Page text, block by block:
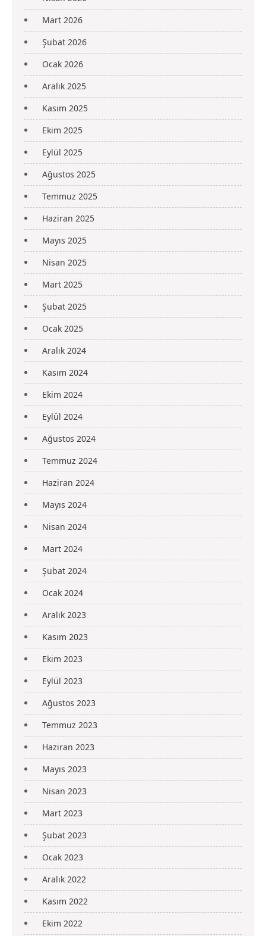
Mart 2026
Şubat 2026
Ocak 2026
Aralık 2025
Kasım 2025
Ekim 2025
Eylül 2025
Ağustos 2025
Temmuz 2025
Haziran 2025
Mayıs 2025
Nisan 2025
Mart 2025
Şubat 2025
Ocak 2025
Aralık 2024
Kasım 2024
Ekim 2024
Eylül 2024
Ağustos 2024
Temmuz 2024
Haziran 2024
Mayıs 2024
Nisan 2024
Mart 2024
Şubat 2024
Ocak 2024
Aralık 2023
Kasım 2023
Ekim 2023
Eylül 2023
Ağustos 2023
Temmuz 2023
Haziran 2023
Mayıs 2023
Nisan 2023
Mart 2023
Şubat 2023
Ocak 2023
Aralık 2022
Kasım 2022
Ekim 2022